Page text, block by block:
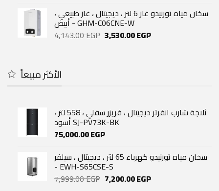
was:
32,500.00 EGP.
is:
24,000.00 EGP.
سخان مياه تورنيدو غاز 6 لتر ، ديجيتال ، غاز طبيعي ،
أبيض - GHM-C06CNE-W
4,143.00EGP Original
3,530.00EGPCurrent
الأكثر مبيعاً
ثلاجة شارب انفرتر ديجيتال ، فريزر سفلي ، 558 لتر ،
أسود SJ-PV73K-BK
75,000.00EGP
سخان مياه تورنيدو كهرباء 65 لتر ، ديجيتال ، سيلفر
- EWH-S65CSE-S
7,999.00EGP Original
7,200.00EGPCurrent